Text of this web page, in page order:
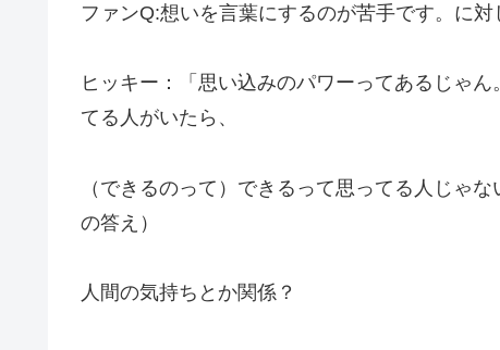
ファンQ:想いを言葉にするのが苦手です。に対
ヒッキー：「思い込みのパワーってあるじゃ
てる人がいたら、
（できるのって）できるって思ってる人じゃ
の答え）
人間の気持ちとか関係？